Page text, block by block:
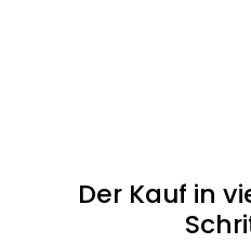
Der Kauf in